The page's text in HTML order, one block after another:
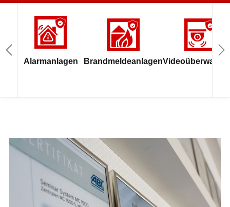
Alarmanlagen Brandmeldeanlagen